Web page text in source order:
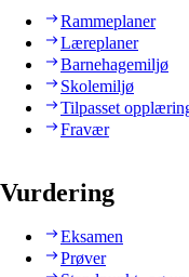
Rammeplaner
Læreplaner
Barnehagemiljø
Skolemiljø
Tilpasset
Fravær
Vurdering
Eksamen
Prøver